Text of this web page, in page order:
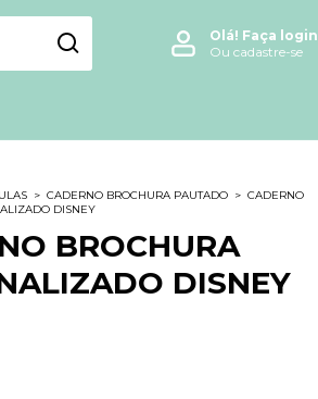
Olá! Faça login
Ou cadastre-se
> CADERNO BROCHURA PAUTADO > CADERNO
DISNEY
BROCHURA
DISNEY